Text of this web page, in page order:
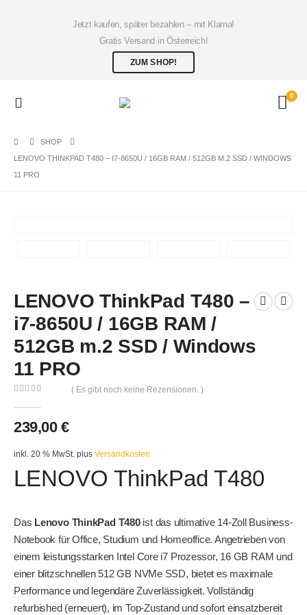
Jetzt kaufen, später bezahlen – mit Klarna!
Gratis Versand in Österreich!
ZUM SHOP!
0
SHOP
LENOVO THINKPAD T480 – I7-8650U / 16GB RAM / 512GB M.2 SSD / WINDOWS
11 PRO
LENOVO ThinkPad T480 –
i7-8650U / 16GB RAM /
512GB m.2 SSD / Windows
11 PRO
( Es gibt noch keine Rezensionen. )
239,00 €
inkl. 20 % MwSt. plus Versandkosten
LENOVO ThinkPad T480
Das Lenovo ThinkPad T480ist das ultimative 14-Zoll Business-
Notebook für Office, Studium und Homeoffice. Angetrieben von
einem leistungsstarken Intel Core i7 Prozessor, 16 GB RAM und
einer blitzschnellen 512 GB NVMe SSD, bietet es maximale
Performance und legendäre Zuverlässigkeit. Vollständig
refurbished (erneuert), im Top-Zustand und sofort einsatzbereit